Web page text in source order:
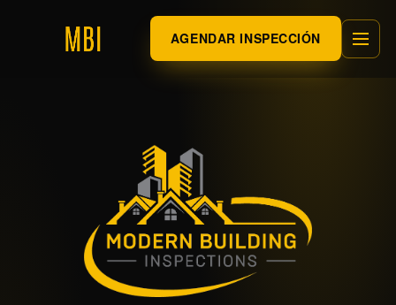
AGENDAR INSPECCIÓN